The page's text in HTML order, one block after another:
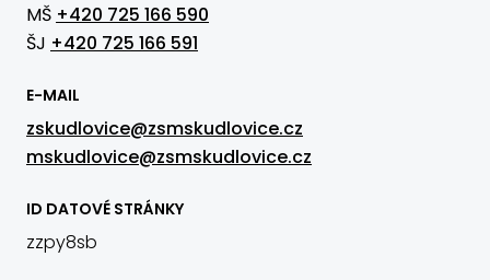
MŠ +420 725 166 590
ŠJ +420 725 166 591
E-MAIL
zskudlovice@zsmskudlovice.cz
mskudlovice@zsmskudlovice.cz
ID DATOVÉ STRÁNKY
zzpy8sb